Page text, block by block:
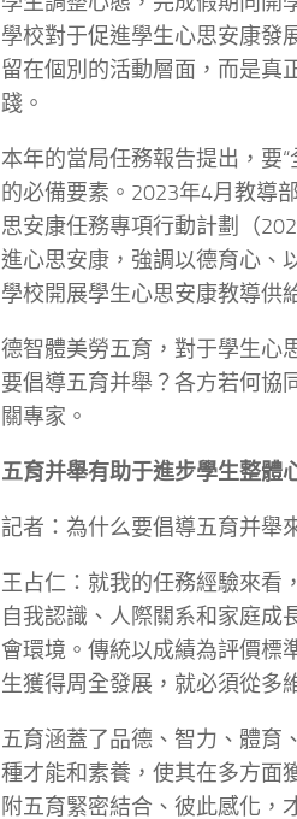
學校對于促進學生心思安康發
留在個別的活動層面，而是真
踐。
本年的當局任務報告提出，要
的必備要素。2023年4月教導
思安康任務專項行動計劃（
進心思安康，強調以德育心、
學校開展學生心思安康教導供
德智體美勞五育，對于學生心
要倡導五育并舉？各方若何協
關專家。
五育并舉有助于進步學生整體
記者：為什么要倡導五育并舉
王占仁：就我的任務經驗來看
自我認識、人際關系和家庭成
會環境。傳統以成績為評價標
生獲得周全發展，就必須從多
五育涵蓋了品德、智力、體育
種才能和素養，使其在多方面
附五育緊密結合、彼此感化，